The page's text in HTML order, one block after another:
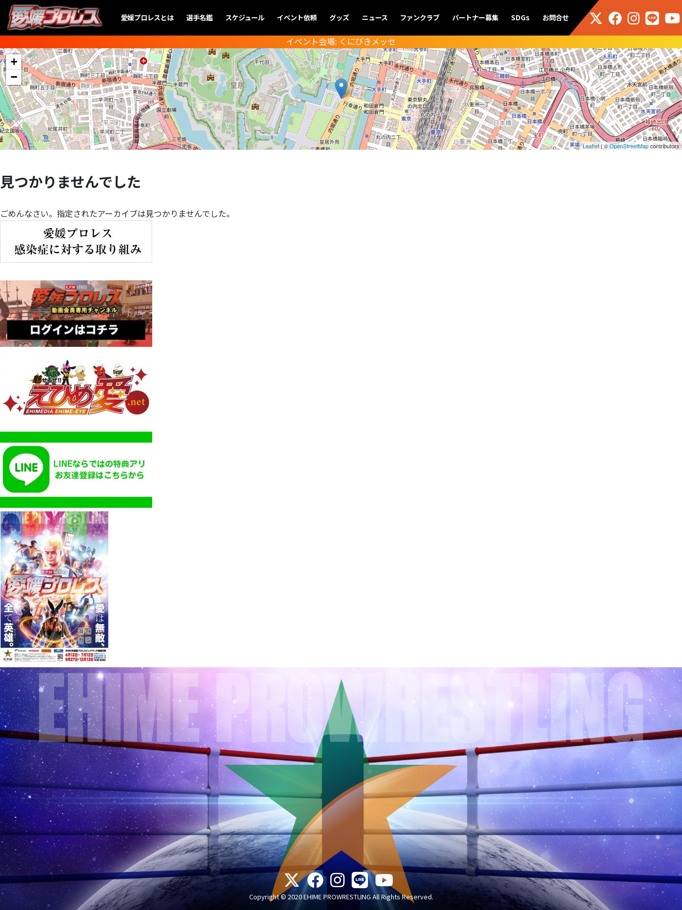
愛媛プロレスとは 選手名鑑 スケジュール イベント依頼 グッズ ニュース ファンクラブ パートナー募集 SDGs お問合せ
イベント会場: くにびきメッセ
+
−
Leaflet| ©OpenStreetMapcontributors
見つかりませんでした
ごめんなさい。指定されたアーカイブは見つかりませんでした。
Copyright © 2020 EHIME PROWRESTLING All Rights Reserved.